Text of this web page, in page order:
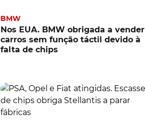
BMW
Nos EUA. BMW obrigada a vender
carros sem função táctil devido à
falta de chips